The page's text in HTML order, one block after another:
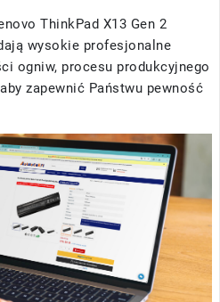
ThinkPad X13 Gen 2
wysokie profesjonalne
ogniw, procesu produkcyjnego
zapewnić Państwu pewność